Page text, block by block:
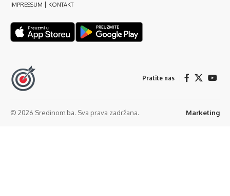
IMPRESSUM KONTAKT
Pratite nas
© 2026 Sredinom.ba. Sva prava zadržana. Marketing